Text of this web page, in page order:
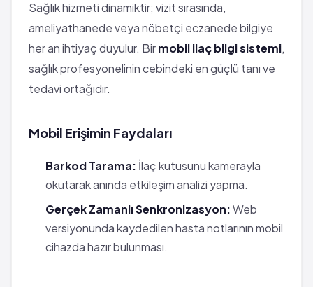
Sağlık hizmeti dinamiktir; vizit sırasında,
ameliyathanede veya nöbetçi eczanede bilgiye
her an ihtiyaç duyulur. Birmobil ilaç bilgi sistemi,
sağlık profesyonelinin cebindeki en güçlü tanı ve
tedavi ortağıdır.
Mobil Erişimin Faydaları
Barkod Tarama: İlaç kutusunu kamerayla
okutarak anında etkileşim analizi yapma.
Gerçek Zamanlı Senkronizasyon:Web
versiyonunda kaydedilen hasta notlarının mobil
cihazda hazır bulunması.